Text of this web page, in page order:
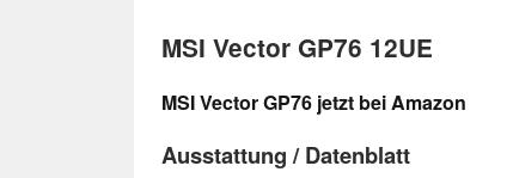
MSI Vector GP76 12UE
MSI Vector GP76 jetzt bei Amazon
Ausstattung / Datenblatt